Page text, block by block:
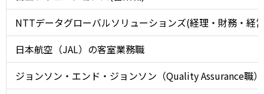
NTTデータグローバルソリューションズ(経理・財務・経
日本航空（JAL）の客室業務職
ジョンソン・エンド・ジョンソン（Quality Assurance職）